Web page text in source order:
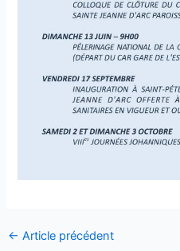
← Article précédent